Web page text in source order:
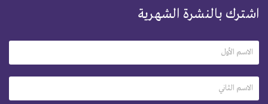
اشترك بالنشرة الشهرية